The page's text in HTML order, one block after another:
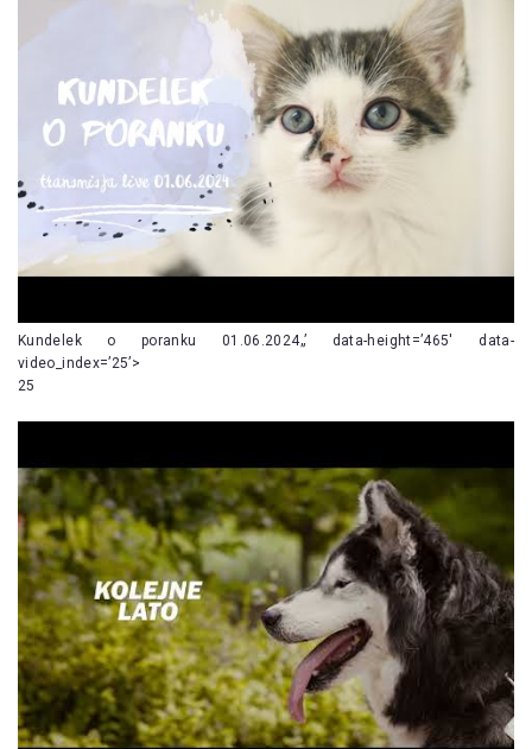
Kundelek o poranku 01.06.2024„’ data-height=’465′ data-
video_index=’25’>
25